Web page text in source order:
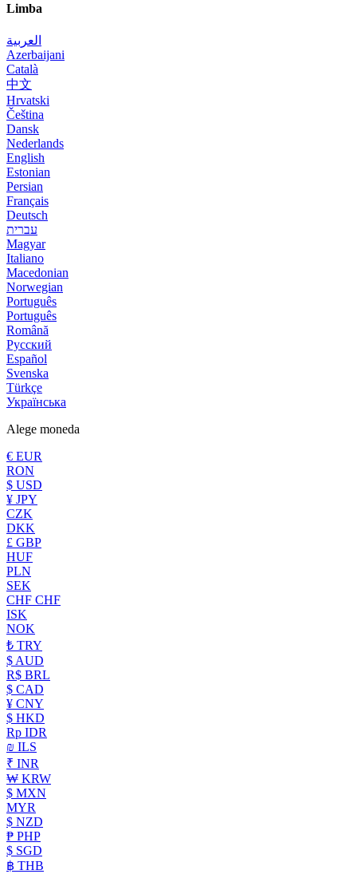
Limba
العربية
Azerbaijani
Català
中文
Hrvatski
Čeština
Dansk
Nederlands
English
Estonian
Persian
Français
Deutsch
עברית
Magyar
Italiano
Macedonian
Norwegian
Português
Português
Română
Русский
Español
Svenska
Türkçe
Українська
Alege moneda
€ EUR
RON
$ USD
¥ JPY
CZK
DKK
£ GBP
HUF
PLN
SEK
CHF CHF
ISK
NOK
₺ TRY
$ AUD
R$ BRL
$ CAD
¥ CNY
$ HKD
Rp IDR
₪ ILS
₹ INR
₩ KRW
$ MXN
MYR
$ NZD
₱ PHP
$ SGD
฿ THB